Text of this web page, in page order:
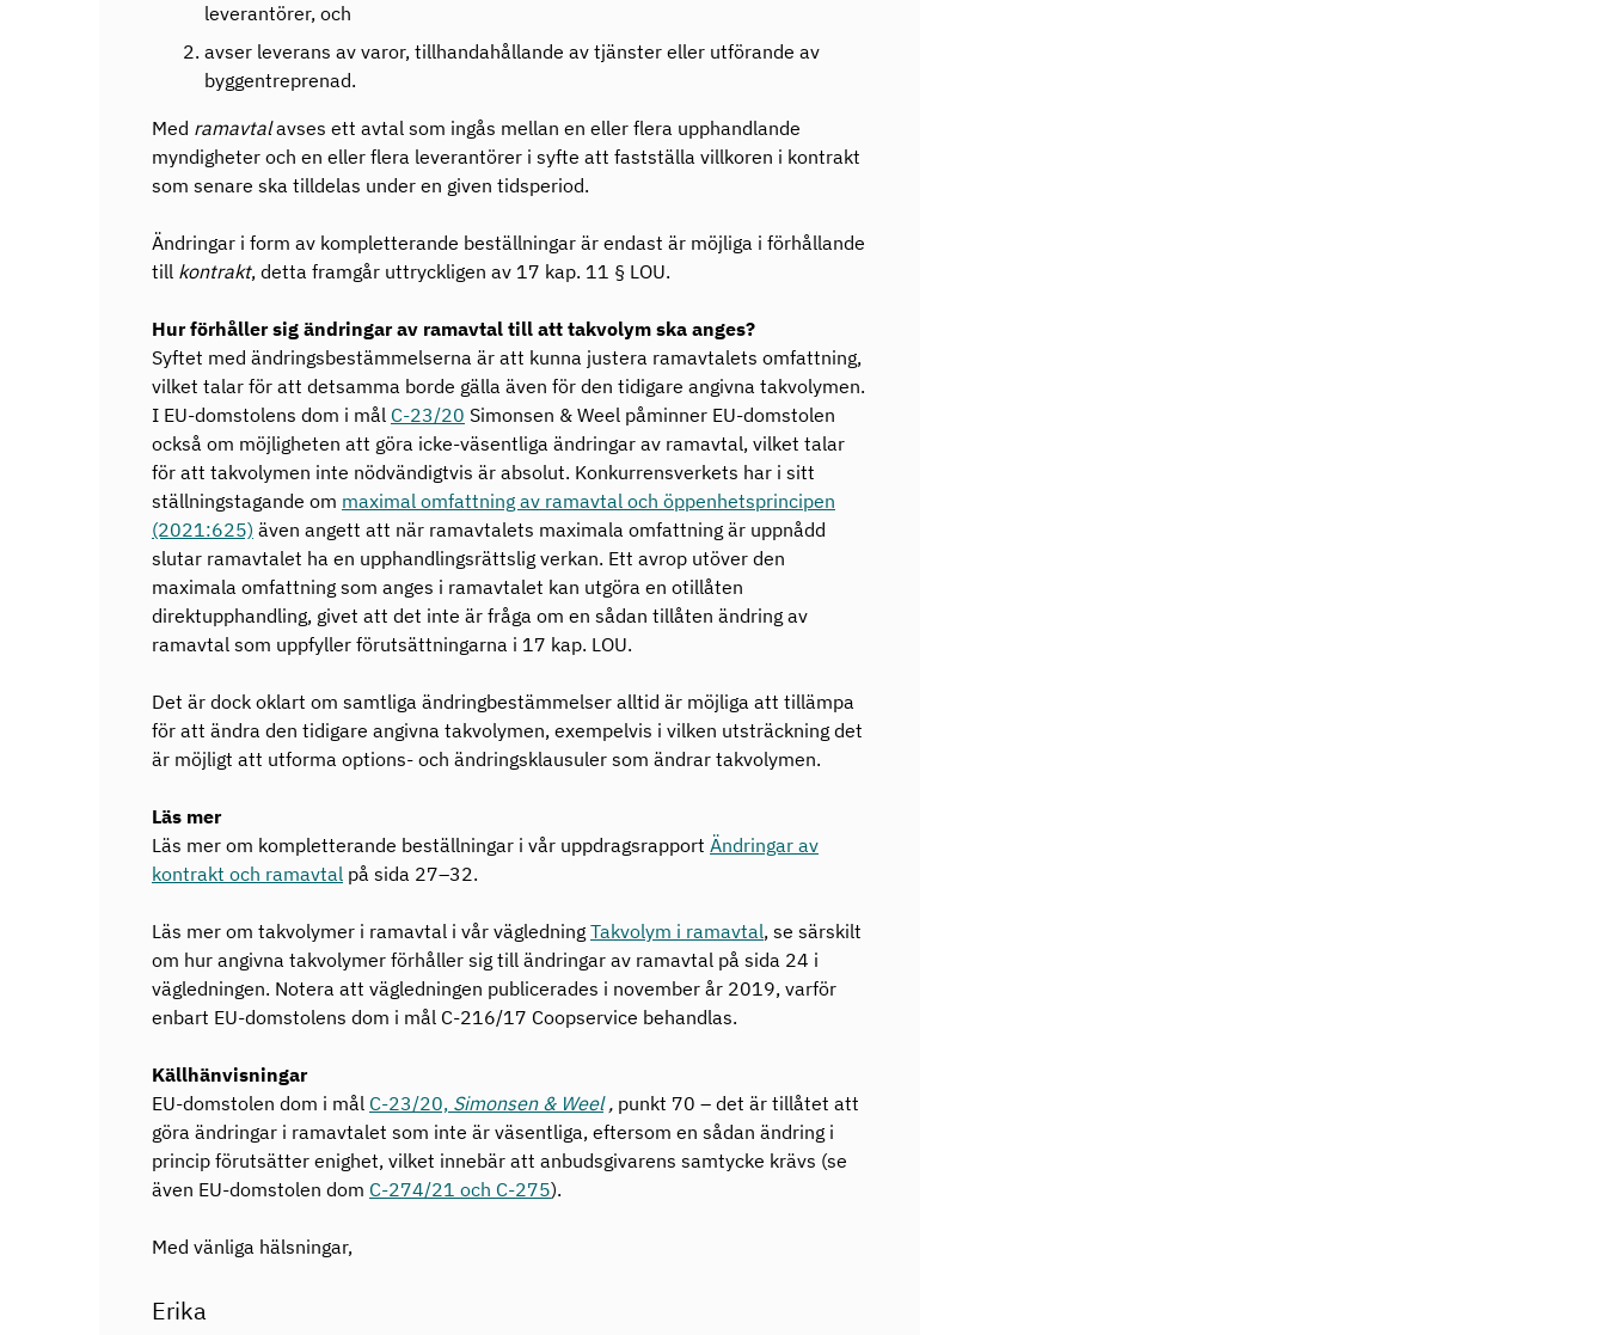
leverantörer, och
avser leverans av varor, tillhandahållande av tjänster eller utförande av
byggentreprenad.
Med ramavtalavses ett avtal som ingås mellan en eller flera upphandlande
myndigheter och en eller flera leverantörer i syfte att fastställa villkoren i kontrakt
som senare ska tilldelas under en given tidsperiod.
Ändringar i form av kompletterande beställningar är endast är möjliga i förhållande
till kontrakt, detta framgår uttryckligen av 17 kap. 11 § LOU.
Hur förhåller sig ändringar av ramavtal till att takvolym ska anges?
Syftet med ändringsbestämmelserna är att kunna justera ramavtalets omfattning,
vilket talar för att detsamma borde gälla även för den tidigare angivna takvolymen.
I EU-domstolens dom i mål C-23/20 Simonsen & Weel påminner EU-domstolen
också om möjligheten att göra icke-väsentliga ändringar av ramavtal, vilket talar
för att takvolymen inte nödvändigtvis är absolut. Konkurrensverkets har i sitt
ställningstagande om maximal omfattning av ramavtal och öppenhetsprincipen
(2021:625) även angett att när ramavtalets maximala omfattning är uppnådd
slutar ramavtalet ha en upphandlingsrättslig verkan. Ett avrop utöver den
maximala omfattning som anges i ramavtalet kan utgöra en otillåten
direktupphandling, givet att det inte är fråga om en sådan tillåten ändring av
ramavtal som uppfyller förutsättningarna i 17 kap. LOU.
Det är dock oklart om samtliga ändringbestämmelser alltid är möjliga att tillämpa
för att ändra den tidigare angivna takvolymen, exempelvis i vilken utsträckning det
är möjligt att utforma options- och ändringsklausuler som ändrar takvolymen.
Läs mer
Läs mer om kompletterande beställningar i vår uppdragsrapport Ändringar av
kontrakt och ramavtal på sida 27–32.
Läs mer om takvolymer i ramavtal i vår vägledning Takvolym i ramavtal, se särskilt
om hur angivna takvolymer förhåller sig till ändringar av ramavtal på sida 24 i
vägledningen. Notera att vägledningen publicerades i november år 2019, varför
enbart EU-domstolens dom i mål C-216/17 Coopservice behandlas.
Källhänvisningar
EU-domstolen dom i mål C-23/20, Simonsen & Weel , punkt 70 – det är tillåtet att
göra ändringar i ramavtalet som inte är väsentliga, eftersom en sådan ändring i
princip förutsätter enighet, vilket innebär att anbudsgivarens samtycke krävs (se
även EU-domstolen dom C-274/21 och C-275).
Med vänliga hälsningar,
Erika